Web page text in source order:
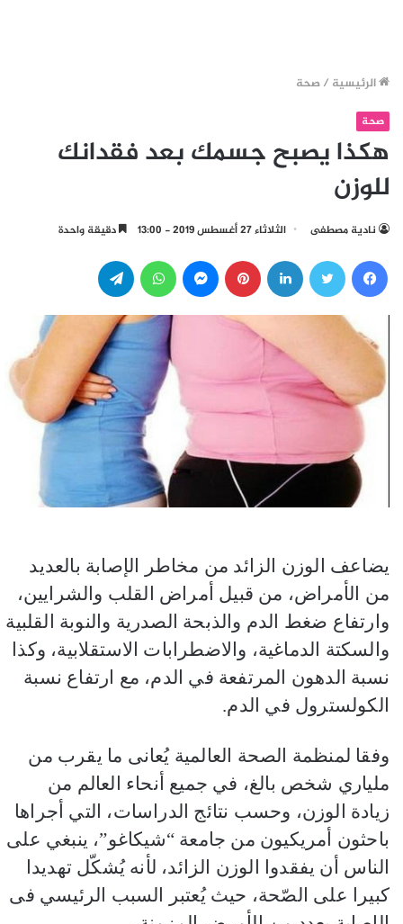
الرئيسية /صحة
صحة
هكذا يصبح جسمك بعد فقدانك
للوزن
نادية مصطفى الثلاثاء 27 أغسطس 2019 - 13:00 دقيقة واحدة
يضاعف الوزن الزائد من مخاطر الإصابة بالعديد
من الأمراض، من قبيل أمراض القلب والشرايين،
وارتفاع ضغط الدم والذبحة الصدرية والنوبة القلبية
والسكتة الدماغية، والاضطرابات الاستقلابية، وكذا
نسبة الدهون المرتفعة في الدم، مع ارتفاع نسبة
الكولسترول في الدم.
وفقا لمنظمة الصحة العالمية يُعانى ما يقرب من
ملياري شخص بالغ، في جميع أنحاء العالم من
زيادة الوزن، وحسب نتائج الدراسات، التي أجراها
باحثون أمريكيون من جامعة “شيكاغو”، ينبغي على
الناس أن يفقدوا الوزن الزائد، لأنه يُشكّل تهديدا
كبيرا على الصّحة، حيث يُعتبر السبب الرئيسي فى